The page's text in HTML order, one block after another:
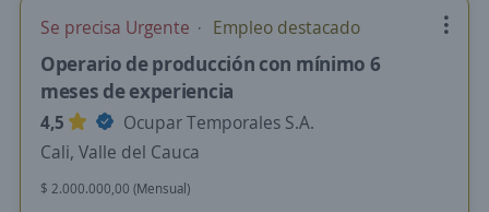
Se precisa Urgente Empleo destacado
Operario de producción con mínimo 6
meses de experiencia
4,5
Ocupar Temporales S.A.
Cali, Valle del Cauca
$ 2.000.000,00 (Mensual)